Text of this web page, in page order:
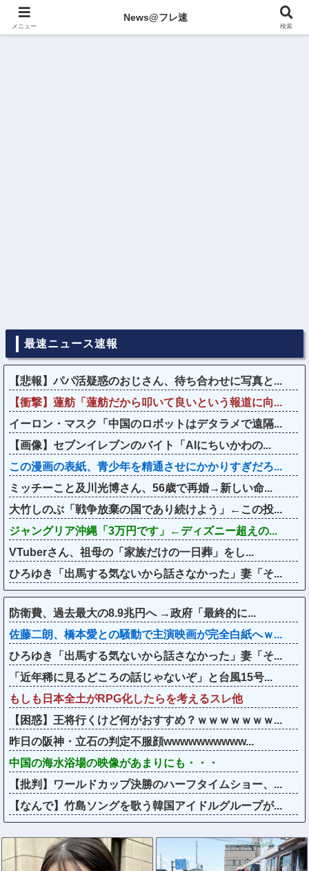
最速ニュース速報
【悲報】パパ活疑惑のおじさん、待ち合わせに写真と...
【衝撃】蓮舫「蓮舫だから叩いて良いという報道に向...
イーロン・マスク「中国のロボットはデタラメで遠隔...
【画像】セブンイレブンのバイト「AIにちいかわの...
この漫画の表紙、青少年を精通させにかかりすぎだろ...
ミッチーこと及川光博さん、56歳で再婚→新しい命...
大竹しのぶ「戦争放棄の国であり続けよう」←この投...
ジャングリア沖縄「3万円です」←ディズニー超えの...
VTuberさん、祖母の「家族だけの一日葬」をし...
ひろゆき「出馬する気ないから話さなかった」妻「そ...
防衛費、過去最大の8.9兆円へ →政府「最終的に...
佐藤二朗、橋本愛との騒動で主演映画が完全白紙へｗ...
ひろゆき「出馬する気ないから話さなかった」妻「そ...
「近年稀に見るどころの話じゃないぞ」と台風15号...
もしも日本全土がRPG化したらを考えるスレ他
【困惑】王将行くけど何がおすすめ？ｗｗｗｗｗｗｗ...
昨日の阪神・立石の判定不服顔wwwwwwwwww...
中国の海水浴場の映像があまりにも・・・
【批判】ワールドカップ決勝のハーフタイムショー、...
【なんで】竹島ソングを歌う韓国アイドルグループが...
メニュー
News@フレ速
検索